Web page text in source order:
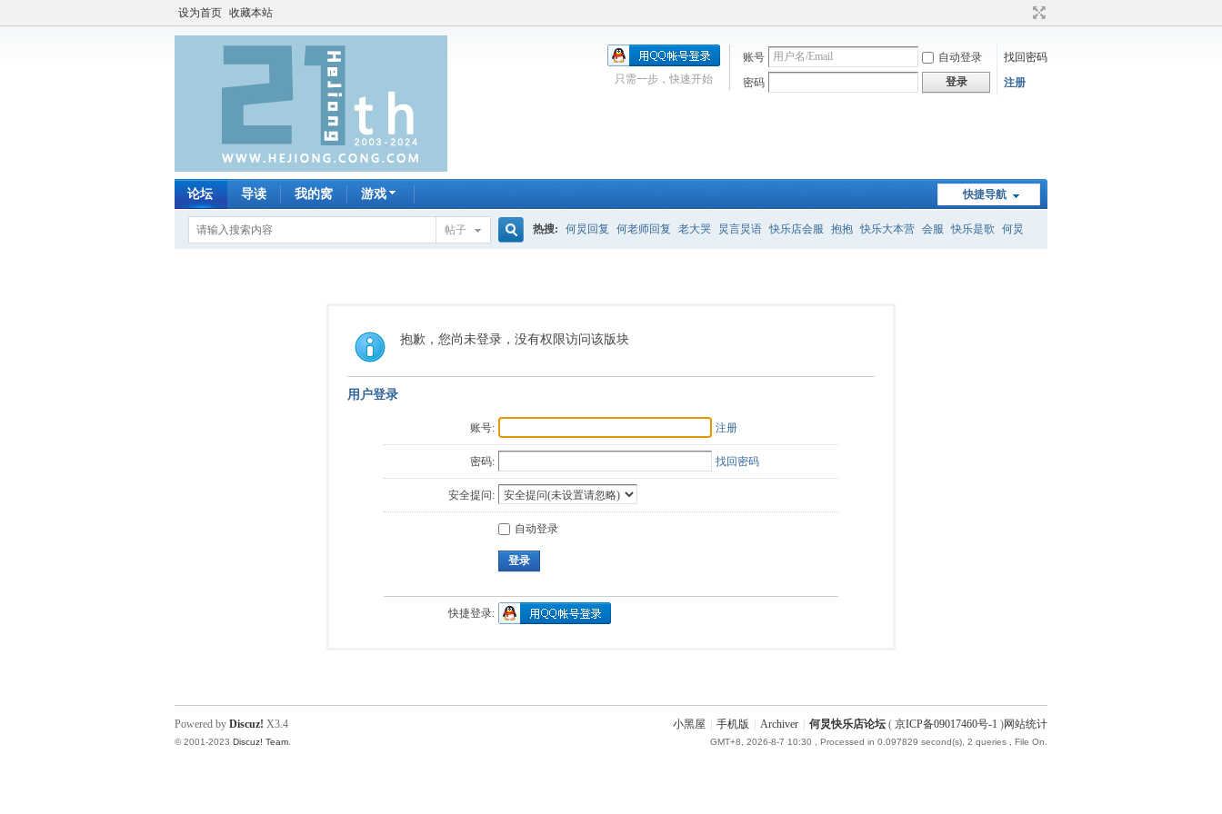
设为首页 收藏本站
账号 自动登录
找回密码
密码
登录 注册
只需一步，快速开始
快捷导航
论坛 导读 我的窝 游戏
帖子
索
热搜: 何炅回复 何老师回复 老大哭 炅言炅语 快乐店会服 抱抱 快乐大本营 会服 快乐是歌 何炅
抱歉，您尚未登录，没有权限访问该版块
用户登录
账号: 注册
密码: 找回密码
安全提问:
自动登录
登录
快捷登录:
小黑屋 手机版 Archiver 何炅快乐店论坛 ( 京ICP备09017460号-1 )网站统计
GMT+8, 2026-8-7 10:30 , Processed in 0.097829 second(s), 2 queries , File On.
Powered by Discuz! X3.4
© 2001-2023 Discuz! Team